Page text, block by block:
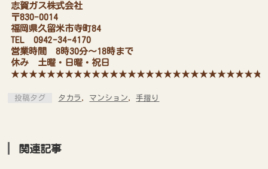
志賀ガス株式会社
〒830-0014
福岡県久留米市寺町84
TEL 0942-34-4170
営業時間 8時30分～18時まで
休み 土曜・日曜・祝日
投稿タグ タカラ , マンション,手摺り
関連記事